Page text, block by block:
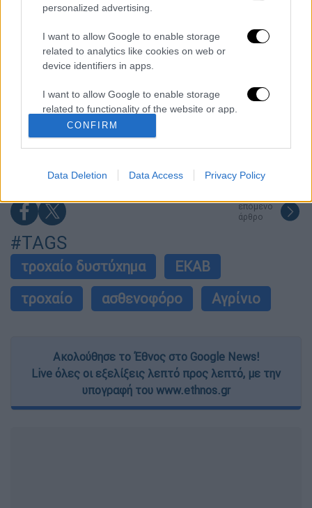
personalized advertising.
I want to allow Google to enable storage
related to analytics like cookies on web or
device identifiers in apps.
I want to allow Google to enable storage
related to functionality of the website or app.
I want to allow Google to enable storage
related to personalization.
I want to allow Google to enable storage
functionality and fraud prevention, and other
user protection.
CONFIRM
Data Deletion Data Access Privacy Policy
«Κλειδί» η ιατροδικαστική για τον 90χρονο
«Τον αγαπούσε παθολογικά»
Άνω Λιόσια: Πήγαν να κλέψουν καλώδια,
άφησαν νεκρό στο σημείο
Το βαρύ τίμημα της υπογεννητικότητας: 11
σχολεία λιγότερα τη νέα σχολική χρονιά
στα Δωδεκάνησα
επόμενο
άρθρο
#TAGS
τροχαίο δυστύχημα
ΕΚΑΒ
τροχαίο
ασθενοφόρο Αγρίνιο
Ακολούθησε το Έθνος στο Google News!
Live όλες οι εξελίξεις λεπτό προς λεπτό, με την
υπογραφή του www.ethnos.gr